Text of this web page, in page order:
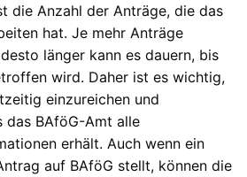
die Anzahl der Anträge, die das
hat. Je mehr Anträge
länger kann es dauern, bis
wird. Daher ist es wichtig,
einzureichen und
das BAföG-Amt alle
erhält. Auch wenn ein
auf BAföG stellt, können die